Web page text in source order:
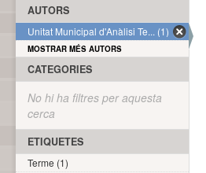
AUTORS
Unitat Municipal d'Anàlisi Te... (1)
MOSTRAR MÉS AUTORS
CATEGORIES
No hi ha filtres per aquesta
cerca
ETIQUETES
Terme (1)